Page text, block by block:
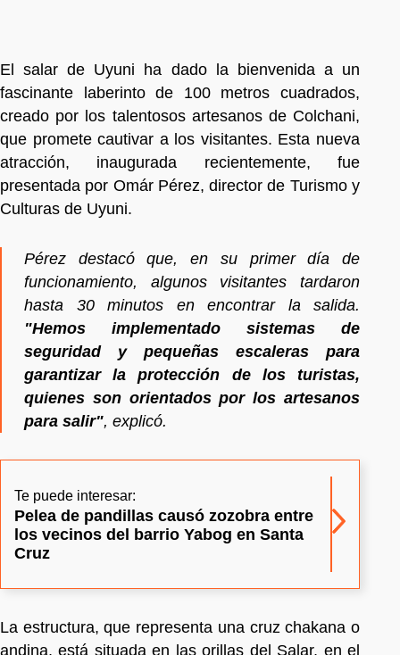
El salar de Uyuni ha dado la bienvenida a un
fascinante laberinto de 100 metros cuadrados,
creado por los talentosos artesanos de Colchani,
que promete cautivar a los visitantes. Esta nueva
atracción, inaugurada recientemente, fue
presentada por Omár Pérez, director de Turismo y
Culturas de Uyuni.
Pérez destacó que, en su primer día de
funcionamiento, algunos visitantes tardaron
hasta 30 minutos en encontrar la salida.
"Hemos implementado sistemas de
seguridad y pequeñas escaleras para
garantizar la protección de los turistas,
quienes son orientados por los artesanos
para salir", explicó.
Te puede interesar:
Pelea de pandillas causó zozobra entre
los vecinos del barrio Yabog en Santa
Cruz
La estructura, que representa una cruz chakana o
andina, está situada en las orillas del Salar, en el